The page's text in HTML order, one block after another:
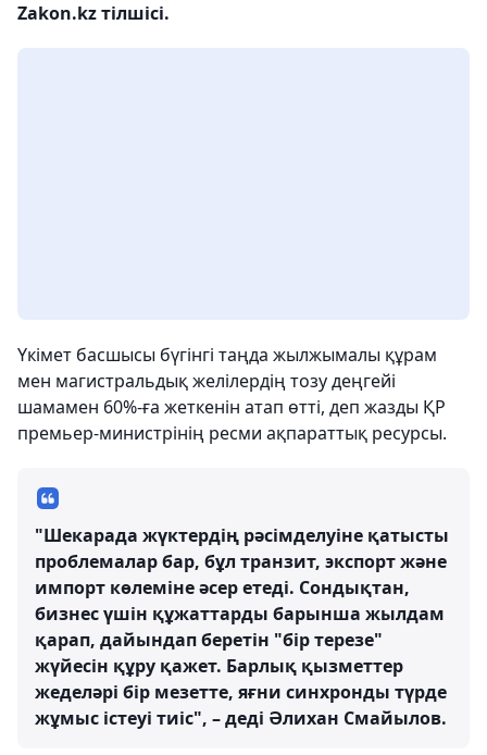
Zakon.kz тілшісі.
Үкімет басшысы бүгінгі таңда жылжымалы құрам
мен магистральдық желілердің тозу деңгейі
шамамен 60%-ға жеткенін атап өтті, деп жазды ҚР
премьер-министрінің ресми ақпараттық ресурсы.
"Шекарада жүктердің рәсімделуіне қатысты
проблемалар бар, бұл транзит, экспорт және
импорт көлеміне әсер етеді. Сондықтан,
бизнес үшін құжаттарды барынша жылдам
қарап, дайындап беретін "бір терезе"
жүйесін құру қажет. Барлық қызметтер
жеделәрі бір мезетте, яғни синхронды түрде
жұмыс істеуі тиіс", – деді Әлихан Смайылов.